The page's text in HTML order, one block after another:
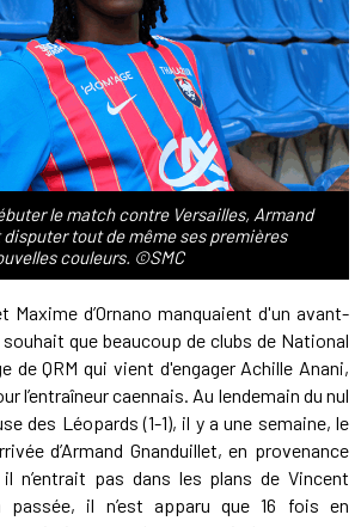
le match contre Versailles, Armand
tout de même ses premières
couleurs. ©SMC
Maxime d’Ornano manquaient d'un avant-
que beaucoup de clubs de National
de QRM qui vient d'engager Achille Anani,
l’entraîneur caennais. Au lendemain du nul
des Léopards (1-1), il y a une semaine, le
d’Armand Gnanduillet, en provenance
n’entrait pas dans les plans de Vincent
passée, il n’est apparu que 16 fois en